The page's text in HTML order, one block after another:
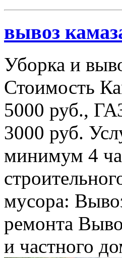
вывоз
Уборка и
Стоимость
5000 руб.,
3000 руб.
минимум 4
мусора:
ремонта
и частного